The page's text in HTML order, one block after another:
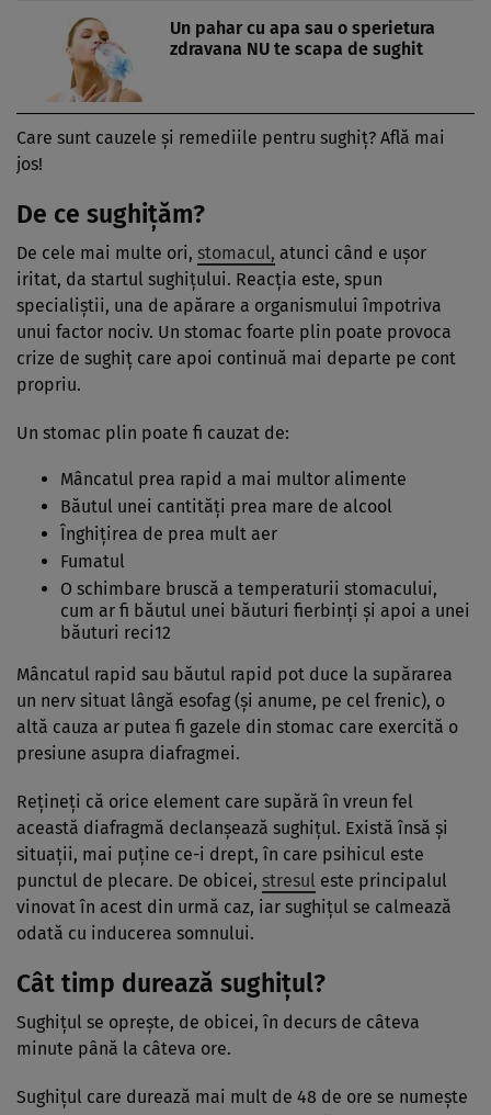
Un pahar cu apa sau o sperietura
zdravana NU te scapa de sughit
Care sunt cauzele și remediile pentru sughiț? Află mai
jos!
De ce sughițăm?
De cele mai multe ori, stomacul, atunci când e ușor
iritat, da startul sughițului. Reacția este, spun
specialiștii, una de apărare a organismului împotriva
unui factor nociv. Un stomac foarte plin poate provoca
crize de sughiț care apoi continuă mai departe pe cont
propriu.
Un stomac plin poate fi cauzat de:
Mâncatul prea rapid a mai multor alimente
Băutul unei cantități prea mare de alcool
Înghițirea de prea mult aer
Fumatul
O schimbare bruscă a temperaturii stomacului,
cum ar fi băutul unei băuturi fierbinți și apoi a unei
băuturi reci12
Mâncatul rapid sau băutul rapid pot duce la supărarea
un nerv situat lângă esofag (și anume, pe cel frenic), o
altă cauza ar putea fi gazele din stomac care exercită o
presiune asupra diafragmei.
Rețineți că orice element care supără în vreun fel
această diafragmă declanșează sughițul. Există însă și
situații, mai puține ce-i drept, în care psihicul este
punctul de plecare. De obicei, stresul este principalul
vinovat în acest din urmă caz, iar sughițul se calmează
odată cu inducerea somnului.
Cât timp durează sughițul?
Sughițul se oprește, de obicei, în decurs de câteva
minute până la câteva ore.
Sughițul care durează mai mult de 48 de ore se numește